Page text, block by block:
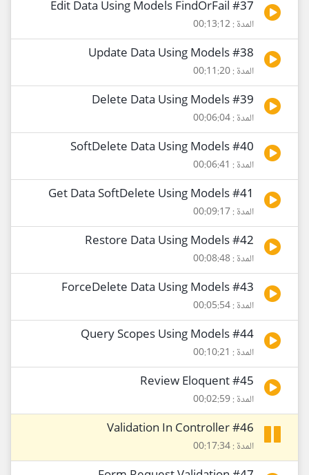
#37 Edit Data Using Models FindOrFail
المدة : 00:13:12
#38 Update Data Using Models
المدة : 00:11:20
#39 Delete Data Using Models
المدة : 00:06:04
#40 SoftDelete Data Using Models
المدة : 00:06:41
#41 Get Data SoftDelete Using Models
المدة : 00:09:17
#42 Restore Data Using Models
المدة : 00:08:48
#43 ForceDelete Data Using Models
المدة : 00:05:54
#44 Query Scopes Using Models
المدة : 00:10:21
#45 Review Eloquent
المدة : 00:02:59
#46 Validation In Controller
المدة : 00:17:34